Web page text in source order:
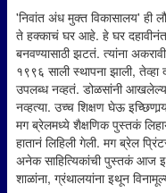
'निवांत अंध मुक्त विकासालय' ही
ते हक्काचं घर आहे. हे घर
बनवण्यासाठी झटतं. त्यांना
१९९६ साली स्थापना झाली,
उपलब्ध नव्हतं. डोळसांनी
नव्हत्या. उच्च शिक्षण घेऊ
मग ब्रेलमध्ये शैक्षणिक पुस्तकं
हातानं लिहिली गेली. मग ब्रेल
अनेक साहित्यिकांची पुस्तकं आज
शाळांना, ग्रंथालयांना इथून